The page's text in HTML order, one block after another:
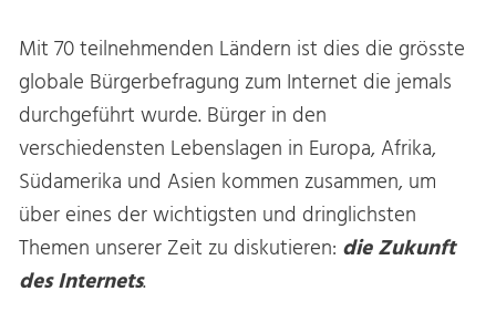
Mit 70 teilnehmenden Ländern ist dies die grösste
globale Bürgerbefragung zum Internet die jemals
durchgeführt wurde. Bürger in den
verschiedensten Lebenslagen in Europa, Afrika,
Südamerika und Asien kommen zusammen, um
über eines der wichtigsten und dringlichsten
Themen unserer Zeit zu diskutieren: die Zukunft
des Internets.